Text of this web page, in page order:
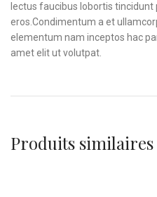
lectus faucibus lobortis tincidunt
eros.Condimentum a et
elementum nam inceptos hac
amet elit ut volutpat.
Produits similaires